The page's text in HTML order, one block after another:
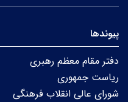
پیوندها
دفتر مقام معظم رهبری
ریاست جمهوری
شورای عالی انقلاب فرهنگی